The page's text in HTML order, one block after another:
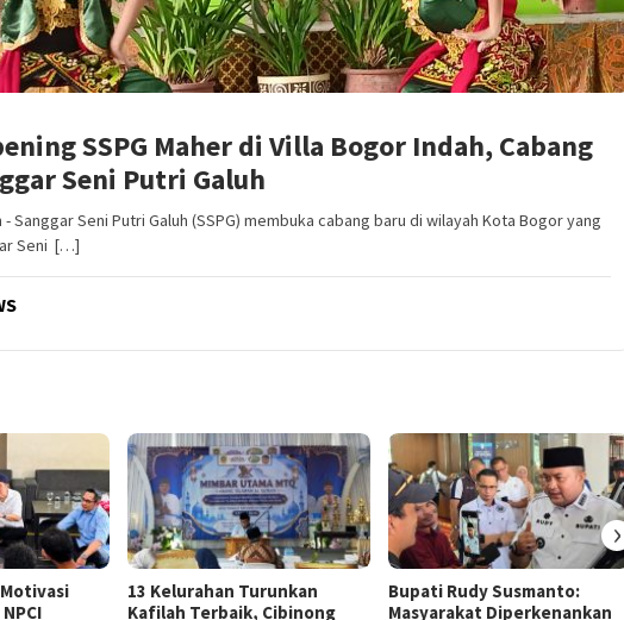
SSPG Maher di Villa Bogor Indah, Cabang
Seni Putri Galuh
Sanggar Seni Putri Galuh (SSPG) membuka cabang baru di wilayah Kota Bogor yang
Seni […]
13 Kelurahan Turunkan
Kafilah Terbaik, Cibinong
Bupati Rudy Susmanto:
Masyarakat Diperkenankan
›